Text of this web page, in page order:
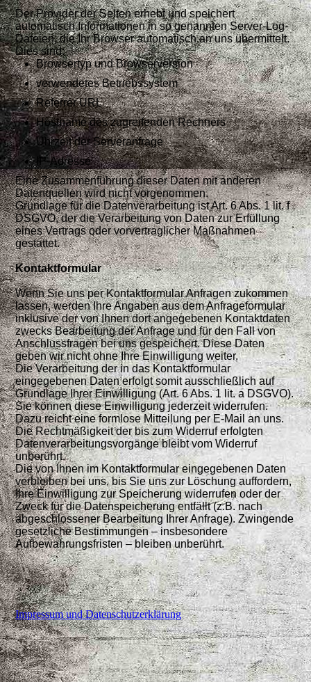
Der Provider der Seiten erhebt und speichert
automatisch Informationen in so genannten Server-Log-
Dateien, die Ihr Browser automatisch an uns übermittelt.
Dies sind:
Browsertyp und Browserversion
verwendetes Betriebssystem
Referrer URL
Hostname des zugreifenden Rechners
Uhrzeit der Serveranfrage
IP-Adresse
Eine Zusammenführung dieser Daten mit anderen
Datenquellen wird nicht vorgenommen.
Grundlage für die Datenverarbeitung ist Art. 6 Abs. 1 lit. f
DSGVO, der die Verarbeitung von Daten zur Erfüllung
eines Vertrags oder vorvertraglicher Maßnahmen
gestattet.
Kontaktformular
Wenn Sie uns per Kontaktformular Anfragen zukommen
lassen, werden Ihre Angaben aus dem Anfrageformular
inklusive der von Ihnen dort angegebenen Kontaktdaten
zwecks Bearbeitung der Anfrage und für den Fall von
Anschlussfragen bei uns gespeichert. Diese Daten
geben wir nicht ohne Ihre Einwilligung weiter.
Die Verarbeitung der in das Kontaktformular
eingegebenen Daten erfolgt somit ausschließlich auf
Grundlage Ihrer Einwilligung (Art. 6 Abs. 1 lit. a DSGVO).
Sie können diese Einwilligung jederzeit widerrufen.
Dazu reicht eine formlose Mitteilung per E-Mail an uns.
Die Rechtmäßigkeit der bis zum Widerruf erfolgten
Datenverarbeitungsvorgänge bleibt vom Widerruf
unberührt.
Die von Ihnen im Kontaktformular eingegebenen Daten
verbleiben bei uns, bis Sie uns zur Löschung auffordern,
Ihre Einwilligung zur Speicherung widerrufen oder der
Zweck für die Datenspeicherung entfällt (z.B. nach
abgeschlossener Bearbeitung Ihrer Anfrage). Zwingende
gesetzliche Bestimmungen – insbesondere
Aufbewahrungsfristen – bleiben unberührt.
Impressum und Datenschutzerklärung